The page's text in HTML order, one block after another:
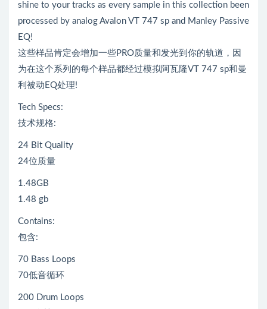
shine to your tracks as every sample in this collection been
processed by analog Avalon VT 747 sp and Manley Passive
EQ!
这些样品肯定会增加一些PRO质量和发光到你的轨道，因
为在这个系列的每个样品都经过模拟阿瓦隆VT 747 sp和曼
利被动EQ处理!
Tech Specs:
技术规格:
24 Bit Quality
24位质量
1.48GB
1.48 gb
Contains:
包含:
70 Bass Loops
70低音循环
200 Drum Loops